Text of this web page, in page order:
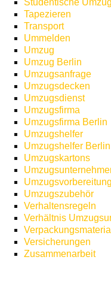
Tapezieren
Transport
Ummelden
Umzug
Umzug Berlin
Umzugsanfrage
Umzugsdecken
Umzugsdienst
Umzugsfirma
Umzugsfirma Berlin
Umzugshelfer
Umzugshelfer Berlin
Umzugskartons
Umzugsvorbereitung
Umzugszubehör
Verhaltensregeln
Verhältnis
Verpackungsmaterial
Versicherungen
Zusammenarbeit